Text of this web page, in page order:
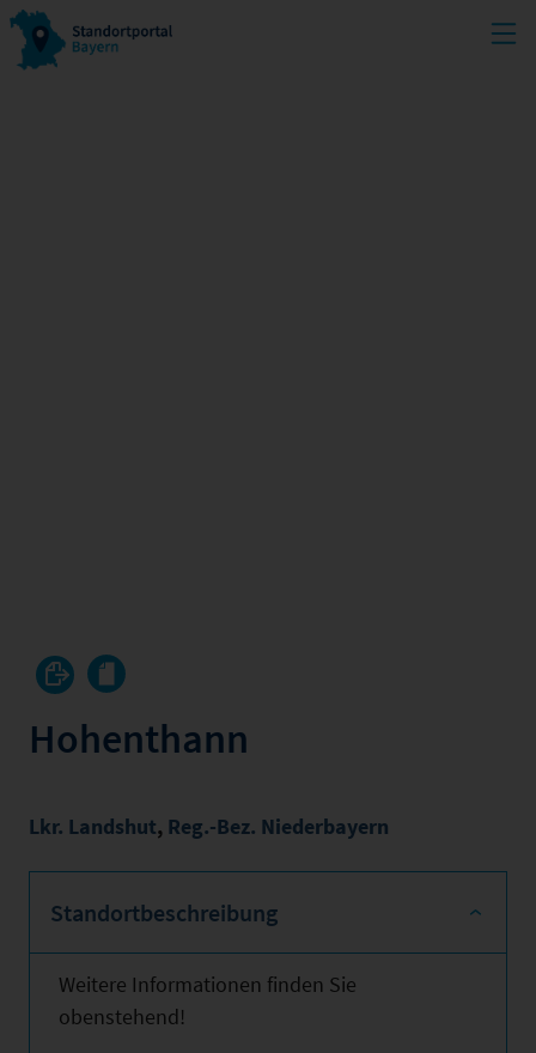
Hohenthann
Lkr. Landshut, Reg.-Bez. Niederbayern
Standortbeschreibung
Weitere Informationen finden Sie
obenstehend!